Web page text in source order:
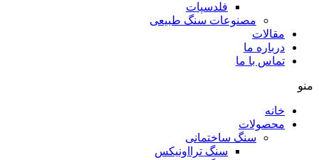
فلدسپات
مصنوعات سنگ طبیعی
مقالات
درباره ما
تماس با ما
منو
خانه
محصولات
سنگ ساختمانی
سنگ ترااونیکس